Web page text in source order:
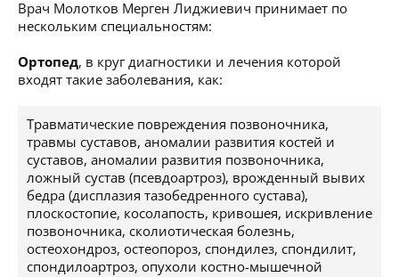
Врач Молотков Мерген Лиджиевич принимает по
нескольким специальностям:
Ортопед, в круг диагностики и лечения которой
входят такие заболевания, как:
Травматические повреждения позвоночника,
травмы суставов, аномалии развития костей и
суставов, аномалии развития позвоночника,
ложный сустав (псевдоартроз), врожденный вывих
бедра (дисплазия тазобедренного сустава),
плоскостопие, косолапость, кривошея, искривление
позвоночника, сколиотическая болезнь,
остеохондроз, остеопороз, спондилез, спондилит,
спондилоартроз, опухоли костно-мышечной